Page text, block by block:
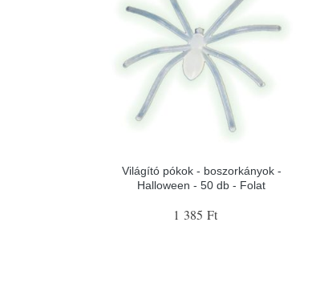
Világító pókok - boszorkányok -
Halloween - 50 db - Folat
1 385 Ft